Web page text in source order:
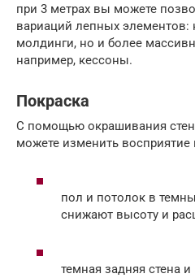
при 3 метрах вы можете
вариаций лепных элементов:
молдинги, но и более
например, кессоны.
Покраска
С помощью окрашивания
можете изменить восприятие
пол и потолок в
снижают высоту и
темная задняя стена